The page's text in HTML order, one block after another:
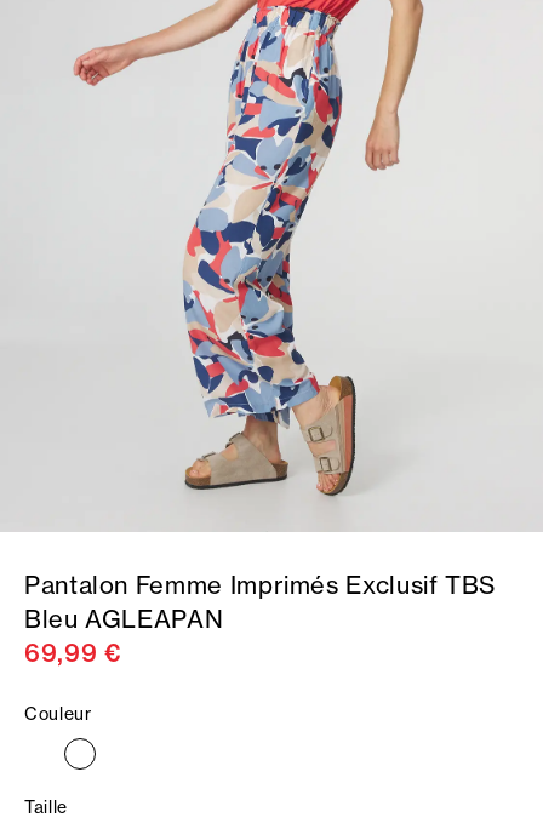
Pantalon Femme Imprimés Exclusif TBS
Bleu AGLEAPAN
69,99 €
Couleur
Taille